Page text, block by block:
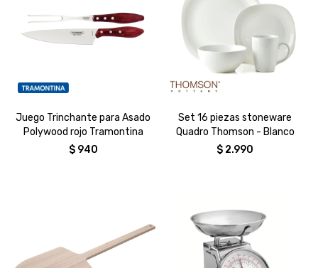
Juego Trinchante para Asado
Polywood rojo Tramontina
$ 940
Set 16 piezas stoneware
Quadro Thomson - Blanco
$ 2.990